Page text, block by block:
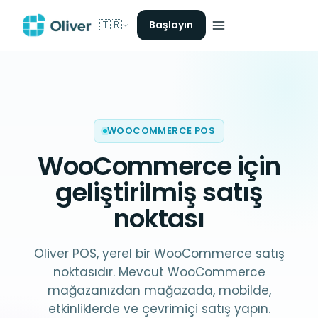
🇹🇷 Başlayın
WOOCOMMERCE POS
WooCommerceiçin
geliştirilmiş satış
noktası
Oliver POS, yerel bir WooCommerce satış
noktasıdır. Mevcut WooCommerce
mağazanızdan mağazada, mobilde,
etkinliklerde ve çevrimiçi satış yapın.